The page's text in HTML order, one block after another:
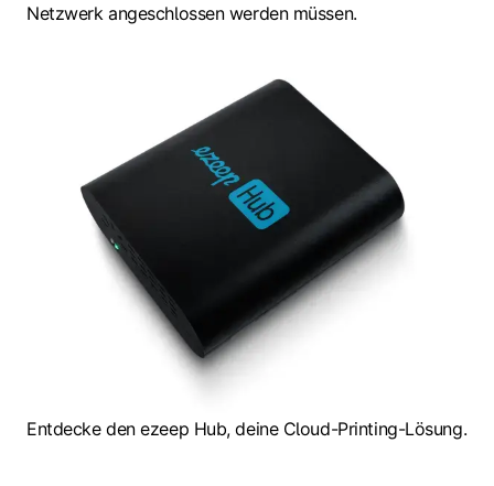
Netzwerk angeschlossen werden müssen.
Entdecke den ezeep Hub, deine Cloud-Printing-Lösung.